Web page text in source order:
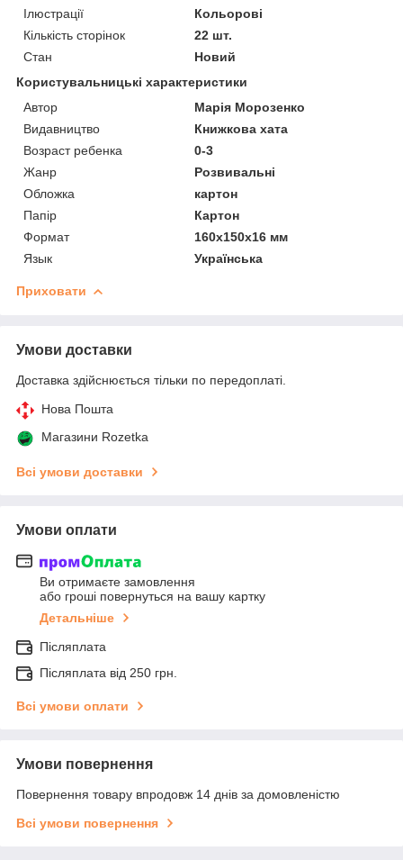
Ілюстрації
Кольорові
Кількість сторінок
22 шт.
Стан
Новий
Користувальницькі характеристики
Автор
Марія Морозенко
Видавництво
Книжкова хата
Возраст ребенка
0-3
Жанр
Розвивальні
Обложка
картон
Папір
Картон
Формат
160х150х16 мм
Язык
Українська
Приховати
Умови доставки
Доставка здійснюється тільки по передоплаті.
Нова Пошта
Магазини Rozetka
Всі умови доставки
Умови оплати
Ви отримаєте замовлення
або гроші повернуться на вашу картку
Детальніше
Післяплата
Післяплата від 250 грн.
Всі умови оплати
Умови повернення
Повернення товару впродовж 14 днів за домовленістю
Всі умови повернення